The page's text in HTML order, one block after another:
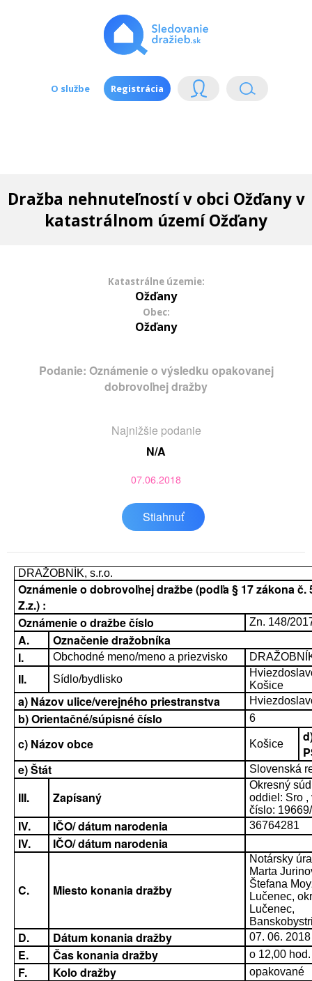
O službe Registrácia
Dražba nehnuteľností v obci Ožďany v
katastrálnom území Ožďany
Katastrálne územie:
Ožďany
Obec:
Ožďany
Podanie: Oznámenie o výsledku opakovanej
dobrovoľnej dražby
Najnižšie podanie
N/A
07.06.2018
Stiahnuť
DRAŽOBNÍK, s.r.o.
Oznámenie o dobrovoľnej dražbe (podľa § 17 zákona č.
Z.z.) :
Oznámenie o dražbe číslo
Zn. 148/
A.
Označenie dražobníka
I.
Obchodné meno/meno a priezvisko
II. Sídlo/bydlisko
Košice
a) Názov ulice/verejného priestranstva
b) Orientačné/súpisné číslo 6
c) Názov obce Košice
e) Štát
Slovenská
III. Zapísaný
Okresný
oddiel: Sro ,
číslo:
IV. IČO/ dátum narodenia 36764281
IV. IČO/ dátum narodenia
C. Miesto konania dražby
Notársky
Marta
Štefana
Lučenec,
Lučenec,
D. Dátum konania dražby 07. 06. 2018
E. Čas konania dražby o 12,00 hod.
F. Kolo dražby opakované